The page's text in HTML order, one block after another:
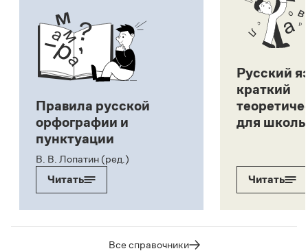
Правила русской
орфографии и
пунктуации
В. В. Лопатин (ред.)
Читать
Русский
краткий
для
Читать
Все справочники